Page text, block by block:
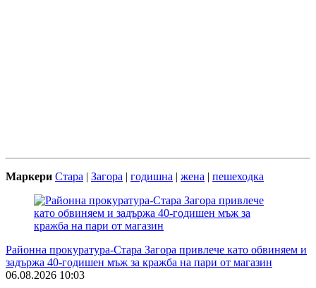
Маркери Стара | Загора | годишна | жена | пешеходка
Районна прокуратура-Стара Загора привлече като обвиняем и
задържа 40-годишен мъж за кражба на пари от магазин
06.08.2026 10:03